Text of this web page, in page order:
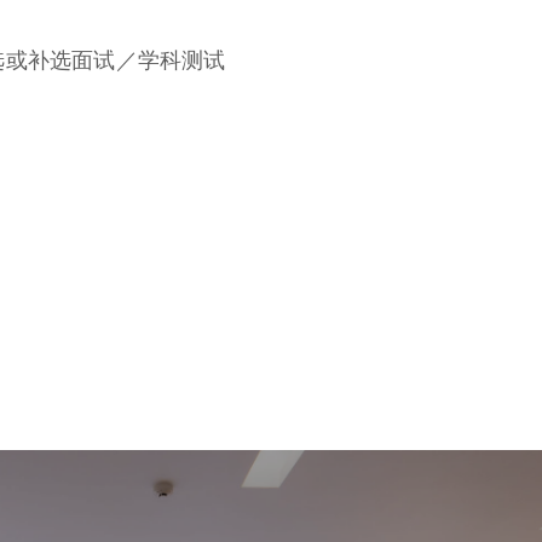
补选面试／学科测试